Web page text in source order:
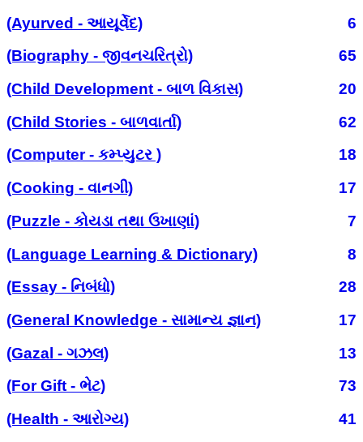
(Ayurved - આયૂર્વેદ)
6
(Biography - જીવનચરિત્રો)
65
(Child Development - બાળ વિકાસ)
20
(Child Stories - બાળવાર્તા)
62
(Computer - કમ્પ્યુટર )
18
(Cooking - વાનગી)
17
(Puzzle - કોયડા તથા ઉખાણાં)
7
(Language Learning & Dictionary)
8
(Essay - નિબંધો)
28
(General Knowledge - સામાન્ય જ્ઞાન)
17
(Gazal - ગઝલ)
13
(For Gift - ભેટ)
73
(Health - આરોગ્ય)
41